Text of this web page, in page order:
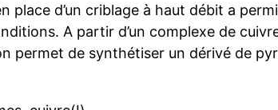
place d’un criblage à haut débit a
A partir d’un complexe de
permet de synthétiser un dérivé de